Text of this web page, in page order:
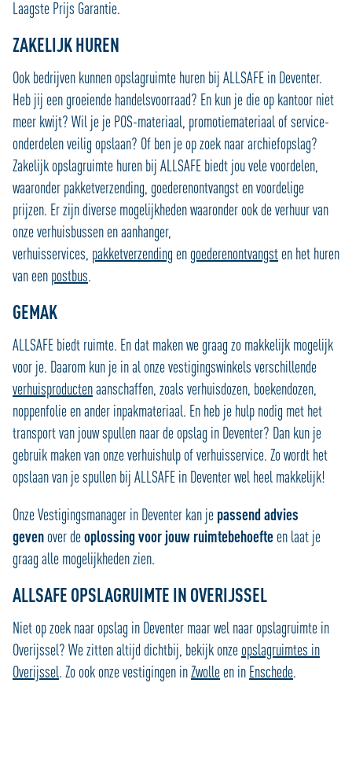
Laagste Prijs Garantie.
ZAKELIJK HUREN
Ook bedrijven kunnen opslagruimte huren bij ALLSAFE in Deventer.
Heb jij een groeiende handelsvoorraad? En kun je die op kantoor niet
meer kwijt? Wil je je POS-materiaal, promotiemateriaal of service-
onderdelen veilig opslaan? Of ben je op zoek naar archiefopslag?
Zakelijk opslagruimte huren bij ALLSAFE biedt jou vele voordelen,
waaronder pakketverzending, goederenontvangst en voordelige
prijzen. Er zijn diverse mogelijkheden waaronder ook de verhuur van
onze verhuisbussen en aanhanger,
verhuisservices, pakketverzending engoederenontvangsten het huren
van een postbus.
GEMAK
ALLSAFE biedt ruimte. En dat maken we graag zo makkelijk mogelijk
voor je. Daarom kun je in al onze vestigingswinkels verschillende
verhuisproductenaanschaffen, zoals verhuisdozen, boekendozen,
noppenfolie en ander inpakmateriaal. En heb je hulp nodig met het
transport van jouw spullen naar de opslag in Deventer? Dan kun je
gebruik maken van onze verhuishulp of verhuisservice. Zo wordt het
opslaan van je spullen bij ALLSAFE in Deventer wel heel makkelijk!
Onze Vestigingsmanager in Deventer kan je passend advies
gevenover deoplossing voor jouw ruimtebehoefteen laat je
graag alle mogelijkheden zien.
ALLSAFE OPSLAGRUIMTE IN OVERIJSSEL
Niet op zoek naar opslag in Deventer maar wel naar opslagruimte in
Overijssel? We zitten altijd dichtbij, bekijk onzeopslagruimtes in
Overijssel. Zo ook onze vestigingen inZwolleen in Enschede.